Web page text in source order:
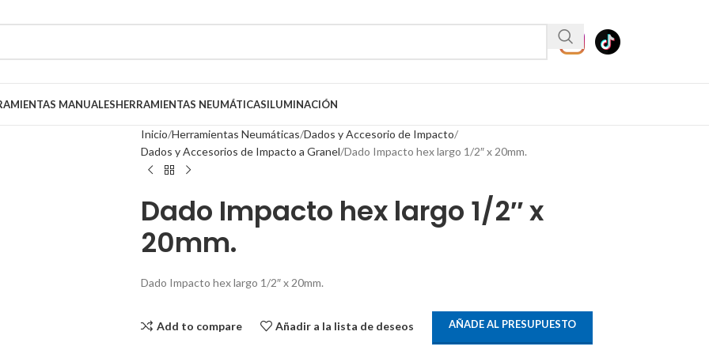
MANUALESHERRAMIENTAS NEUMÁTICASILUMINACIÓN
Inicio Herramientas Neumáticas Dados y Accesorio de Impacto
Dados y Accesorios de Impacto a Granel Dado Impacto hex largo 1/2″ x 20mm.
Dado Impacto hex largo 1/2″ x
20mm.
Dado Impacto hex largo 1/2″ x 20mm.
Add to compare Añadir a la lista de deseos AÑADE AL PRESUPUESTO